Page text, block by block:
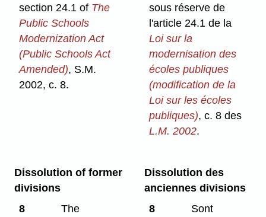
section 24.1 of The
Public Schools
Modernization Act
(Public Schools Act
Amended), S.M.
2002, c. 8.
sous réserve de
l'article 24.1 de la
Loi sur la
modernisation des
écoles publiques
(modification de la
Loi sur les écoles
publiques), c. 8 des
L.M. 2002.
Dissolution of former
divisions
8
The
Dissolution des
anciennes divisions
8
Sont